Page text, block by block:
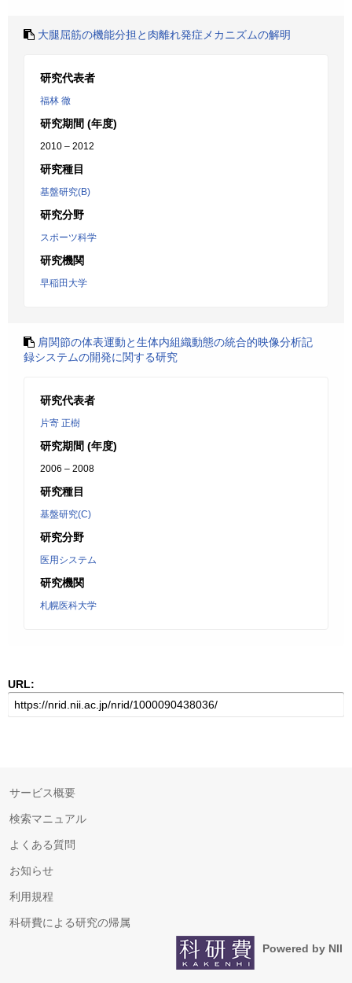
大腿屈筋の機能分担と肉離れ発症メカニズムの解明
研究代表者
福林 徹
研究期間 (年度)
2010 – 2012
研究種目
基盤研究(B)
研究分野
スポーツ科学
研究機関
早稲田大学
肩関節の体表運動と生体内組織動態の統合的映像分析記
録システムの開発に関する研究
研究代表者
片寄 正樹
研究期間 (年度)
2006 – 2008
研究種目
基盤研究(C)
研究分野
医用システム
研究機関
札幌医科大学
URL:
サービス概要
検索マニュアル
よくある質問
お知らせ
利用規程
科研費による研究の帰属
Powered by NII